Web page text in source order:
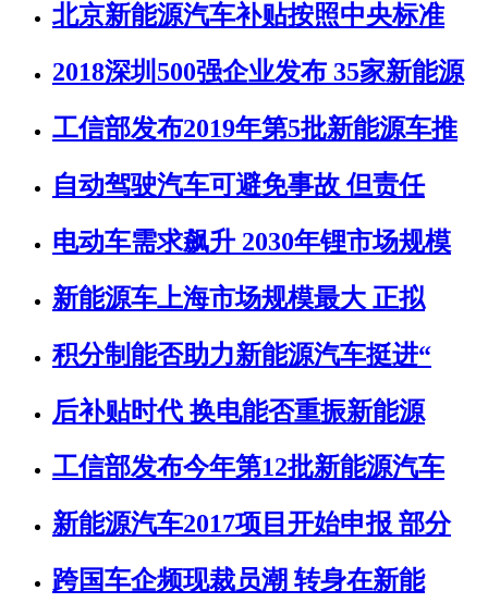
北京新能源汽车补贴按照中央标准
2018深圳500强企业发布 35家新能源
工信部发布2019年第5批新能源车推
自动驾驶汽车可避免事故 但责任
电动车需求飙升 2030年锂市场规模
新能源车上海市场规模最大 正拟
积分制能否助力新能源汽车挺进“
后补贴时代 换电能否重振新能源
工信部发布今年第12批新能源汽车
新能源汽车2017项目开始申报 部分
跨国车企频现裁员潮 转身在新能